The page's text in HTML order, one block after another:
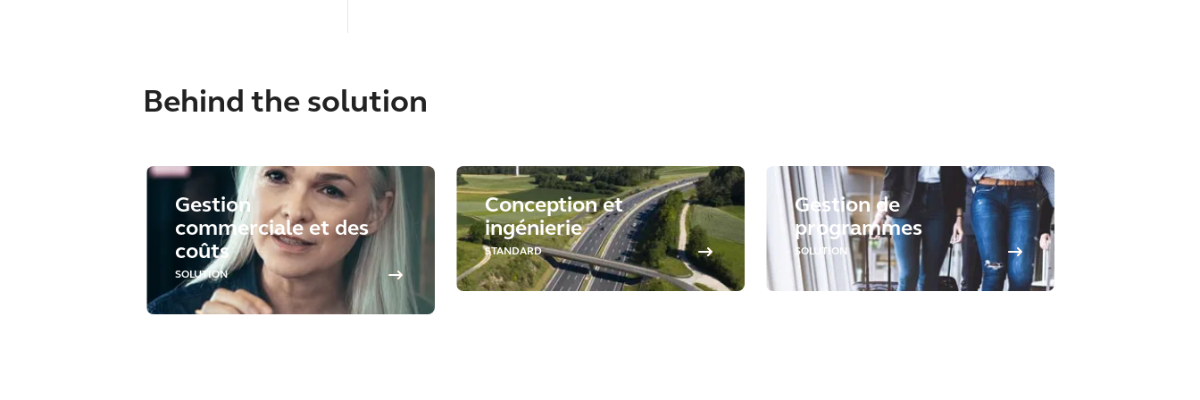
Behind the solution
Gestion
commerciale et des
coûts
SOLUTION
Conception et
ingénierie
STANDARD
Gestion de
programmes
SOLUTION